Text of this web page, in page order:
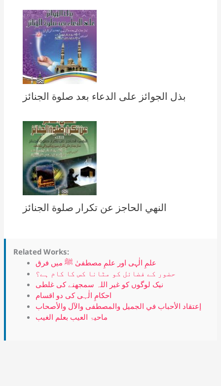
بذل الجوائز على الدعاء بعد صلوة الجنائز
النهي الحاجز عن تكرار صلوة الجنائز
Related Works:
علمِ الٰہی اور علمِ مصطفیٰ ﷺ میں فرق
حضور کے فضائل کو مٹانا کس کا کام ہے؟
نیک لوگوں کو غیر اللہ سمجھنے کی غلطی
احکامِ الٰہی کی دو اقسام
إعتقاد الأحباب في الجميل والمصطفى والآل والأصحاب
ماحیۃ العیب بعلم الغیب